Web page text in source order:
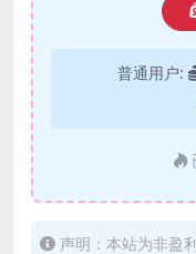
普通用户:
声明：本站为非盈